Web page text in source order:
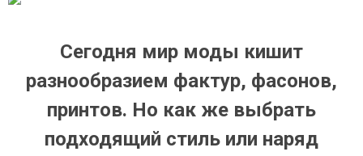
ЯКЕ ПОСТІЙНО ДИВУЄ: ЯК ОДЯГАТИСЯ,
ЗРАНКУ СПЕКА, А ВВЕЧЕРІ ВЖЕ ХОЧЕТЬСЯ
літа погода ніби вирішила перевірити всіх на
до сюрпризів. Зранку світить сонце і
після обіду приходить сильний...
КУПАЛЬНИК ІЗ НАКИДКОЮ
СПІДНИЦЕЮ: ЩО ОБРАТИ
Літо — це час, коли
впевнено та комфортно.
жінок звертають увагу не
Читати далі →
Сегодня мир моды кишит
разнообразием фактур, фасонов,
принтов. Но как же выбрать
подходящий стиль или наряд